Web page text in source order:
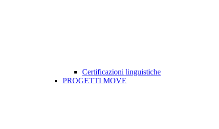
Certificazioni linguistiche
PROGETTI MOVE